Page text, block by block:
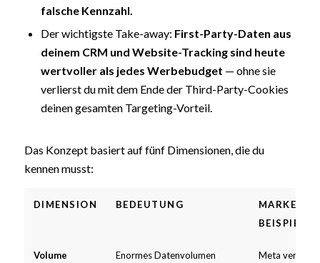
falsche Kennzahl.
Der wichtigste Take-away: First-Party-Daten aus
deinem CRM und Website-Tracking sind heute
wertvoller als jedes Werbebudget — ohne sie
verlierst du mit dem Ende der Third-Party-Cookies
deinen gesamten Targeting-Vorteil.
Das Konzept basiert auf fünf Dimensionen, die du
kennen musst:
DIMENSION BEDEUTUNG
BEISPIEL
Volume Enormes Datenvolumen
Meta